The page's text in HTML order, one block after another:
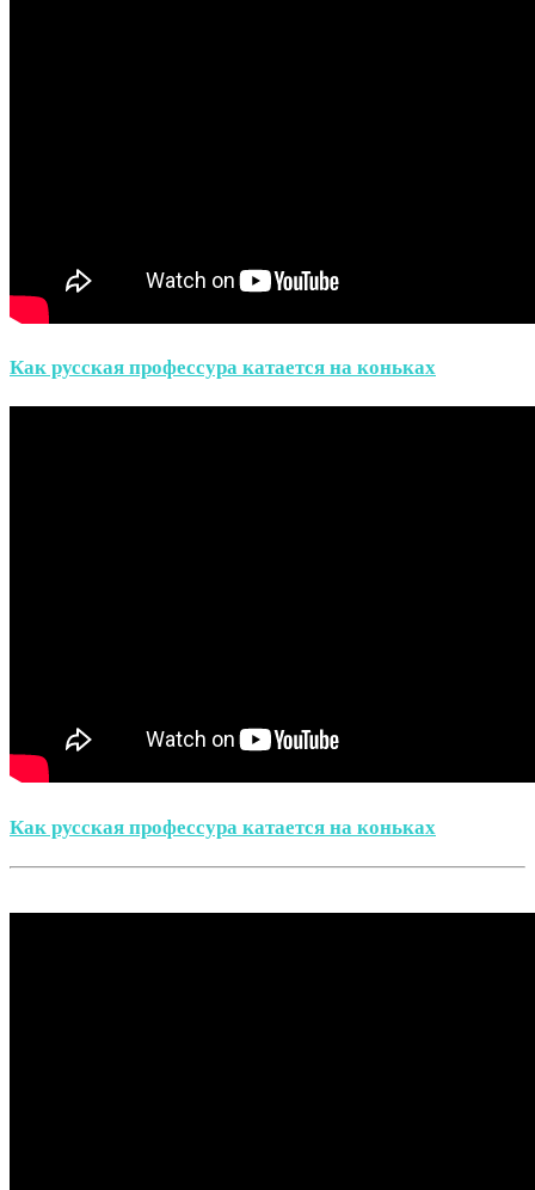
Как русская профессура катается на коньках
Как русская профессура катается на коньках